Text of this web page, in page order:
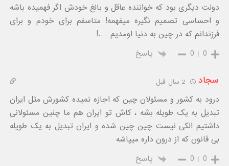
دولت دیگری بود که خواننده عاقل و بالغ خودش اگر فهمیده باشه
و احساسی تصمیم نگیره میفهمه! متاسفم برای خودم و برای
فرزندانم که در چین به دنیا اومدیم ….!
0
0 پاسخ
سجاد
درود به کشور و مسئولان چین که اجازه نمیده کشورش مثل ایران
تبدیل به یک طویله بشه ، کاش تو ایران هم ما چنین مسئولانی
داشتیم الکی نیست چین چین شده و ایران تبدیل به یک طویله
بی قانون که از درون داره میپاشه
0
0 پاسخ